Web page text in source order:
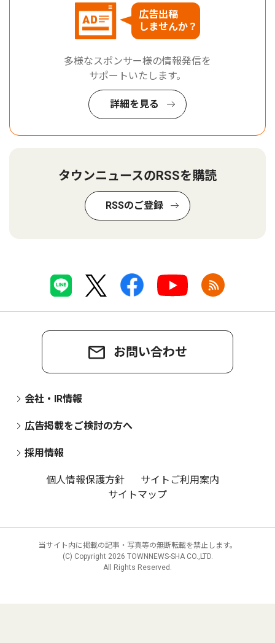
広告出稿
しませんか？
多様なスポンサー様の情報発信を
サポートいたします。
詳細を見る
タウンニュースのRSSを購読
RSSのご登録
お問い合わせ
会社・IR情報
広告掲載をご検討の方へ
採用情報
個人情報保護方針
サイトご利用案内
サイトマップ
当サイト内に掲載の記事・写真等の無断転載を禁止します。
(C) Copyright 2026 TOWNNEWS-SHA CO.,LTD.
All Rights Reserved.